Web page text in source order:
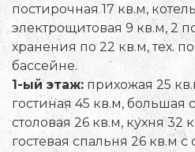
постирочная 17 кв.м,
электрощитовая 9 кв.м, 2
хранения по 22 кв.м, тех.
бассейне.
1-ый этаж: прихожая 25
гостиная 45 кв.м, большая
столовая 26 кв.м, кухня 32
гостевая спальня 26 кв.м с